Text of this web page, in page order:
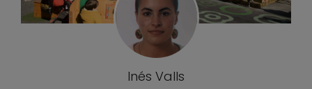
Inés Valls